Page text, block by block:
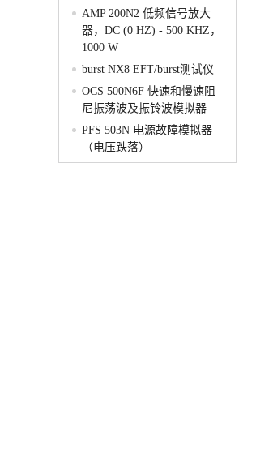
AMP 200N2 低频信号放大
器，DC (0 HZ) - 500 KHZ，
1000 W
burst NX8 EFT/burst测试仪
OCS 500N6F 快速和慢速阻
尼振荡波及振铃波模拟器
PFS 503N 电源故障模拟器
（电压跌落）